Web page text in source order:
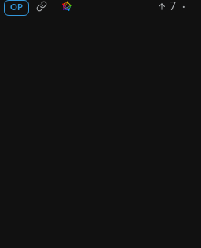
OP 7
·